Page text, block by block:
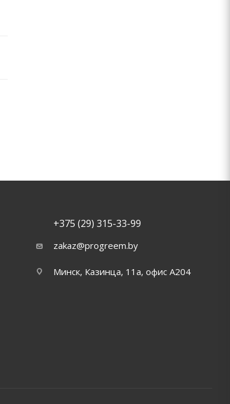
+375 (29) 315-33-99
zakaz@progreem.by
Минск, Казинца, 11а, офис А204